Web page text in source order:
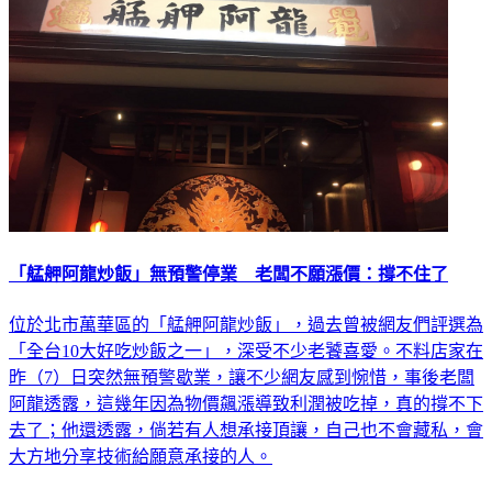
「艋舺阿龍炒飯」無預警停業 老闆不願漲價：撐不住了
位於北市萬華區的「艋舺阿龍炒飯」，過去曾被網友們評選為
「全台10大好吃炒飯之一」，深受不少老饕喜愛。不料店家在
昨（7）日突然無預警歇業，讓不少網友感到惋惜，事後老闆
阿龍透露，這幾年因為物價飆漲導致利潤被吃掉，真的撐不下
去了；他還透露，倘若有人想承接頂讓，自己也不會藏私，會
大方地分享技術給願意承接的人。